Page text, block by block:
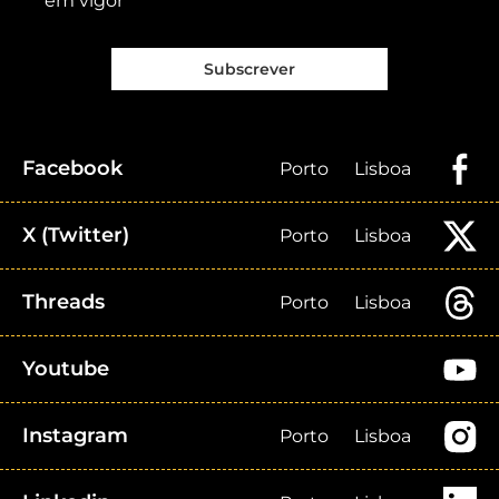
Subscrever
Facebook Porto Lisboa
X (Twitter) Porto Lisboa
Threads Porto Lisboa
Youtube
Instagram Porto Lisboa